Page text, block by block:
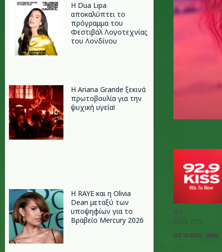
Η Dua Lipa
αποκαλύπτει το
πρόγραμμα του
Φεστιβάλ Λογοτεχνίας
του Λονδίνου
Η Ariana Grande ξεκινά
πρωτοβουλία για την
ψυχική υγεία!
Η RAYE και η Olivia
Dean μεταξύ των
υποψηφίων για το
Βραβείο Mercury 2026
BY
KISS 929
ΣΕΠ 10 2025 - 15:00